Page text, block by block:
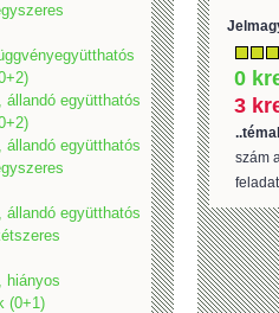
állandó együtthatós
állandó együtthatós
állandó együtthatós
hiányos
(0+1)
0
3
szám